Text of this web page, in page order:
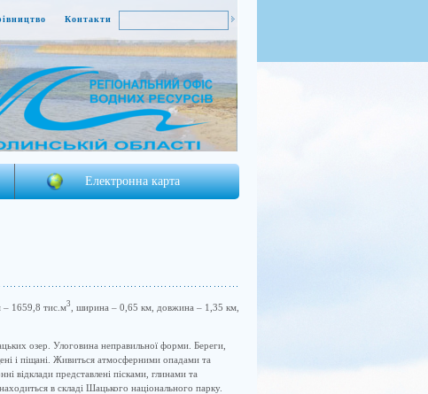
Контакти
Електронна карта
– 1659,8 тис.м3
, ширина – 0,65 км, довжина – 1,35 км,
озер. Улоговина неправильної форми. Береги,
і піщані. Живиться атмосферними опадами та
відклади представлені пісками, глинами та
в складі Шацького національного парку.